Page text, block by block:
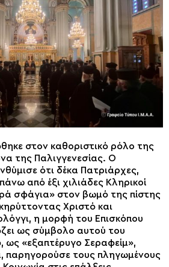
στον καθοριστικό ρόλο της
της Παλιγγενεσίας. Ο
ότι δέκα Πατριάρχες,
από έξι χιλιάδες Κληρικοί
σφάγια» στον βωμό της πίστης
Χριστό και
η μορφή του Επισκόπου
ως σύμβολο αυτού του
ως «εξαπτέρυγο Σεραφείμ»,
παρηγορούσε τους πληγωμένους